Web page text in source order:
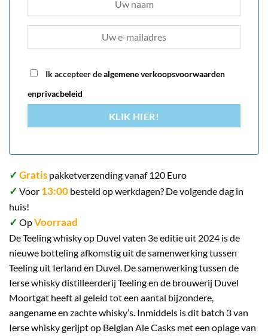
Ik accepteer dealgemene verkoopsvoorwaarden
enprivacbeleid
KLIK HIER!
✓ Gratis pakketverzending vanaf 120 Euro
✓ Voor 13:00 besteld op werkdagen? De volgende dag in
huis!
✓ OpVoorraad
De Teeling whisky op Duvel vaten 3e editie uit 2024 is de
nieuwe botteling afkomstig uit de samenwerking tussen
Teeling uit Ierland en Duvel. De samenwerking tussen de
Ierse whisky distilleerderij Teeling en de brouwerij Duvel
Moortgat heeft al geleid tot een aantal bijzondere,
aangename en zachte whisky’s. Inmiddels is dit batch 3 van
Ierse whisky gerijpt op Belgian Ale Casks met een oplage van